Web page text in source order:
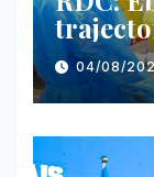
nord-
04/08/